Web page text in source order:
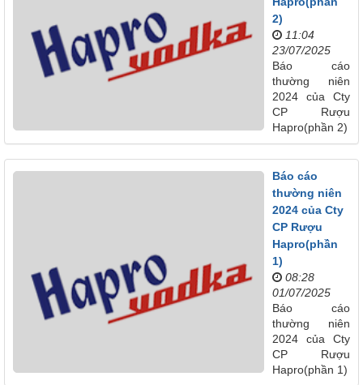
2)
11:04
23/07/2025
Báo cáo
thường niên
2024 của Cty
CP Rượu
Hapro(phần 2)
Báo cáo
thường niên
2024 của Cty
CP Rượu
Hapro(phần
1)
08:28
01/07/2025
Báo cáo
thường niên
2024 của Cty
CP Rượu
Hapro(phần 1)